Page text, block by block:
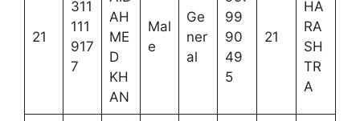
21
311
111
917
7
AH
ME
D
KH
AN
Mal
e
Ge
ner
al
99
90
49
5
21
HA
RA
SH
TR
A